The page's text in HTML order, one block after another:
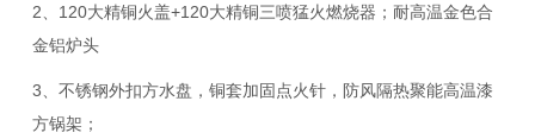
2、120大精铜火盖+120大精铜三喷猛火燃烧器；耐高温金色合
金铝炉头
3、不锈钢外扣方水盘，铜套加固点火针，防风隔热聚能高温漆
方锅架；